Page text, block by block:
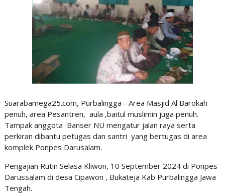
Suarabamega25.com, Purbalingga - Area Masjid Al Barokah
penuh, area Pesantren, aula ,baitul muslimin juga penuh.
Tampak anggota Banser NU mengatur jalan raya serta
perkiran dibantu petugas dan santri yang bertugas di area
komplek Ponpes Darusalam.
Pengajian Rutin Selasa Kliwon, 10 September 2024 di Ponpes
Darussalam di desa Cipawon , Bukateja Kab Purbalingga Jawa
Tengah.